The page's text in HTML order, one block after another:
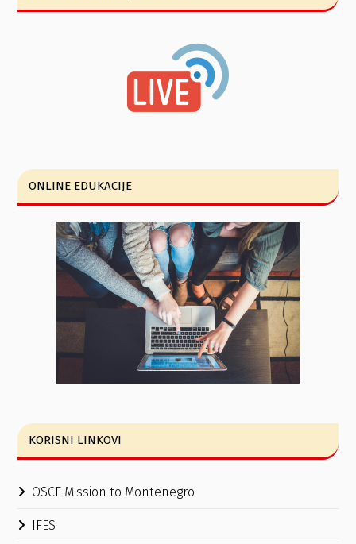
ONLINE EDUKACIJE
KORISNI LINKOVI
OSCE Mission to Montenegro
IFES